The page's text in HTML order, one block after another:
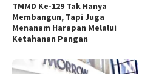
TMMD Ke-129 Tak Hanya
Membangun, Tapi Juga
Menanam Harapan Melalui
Ketahanan Pangan